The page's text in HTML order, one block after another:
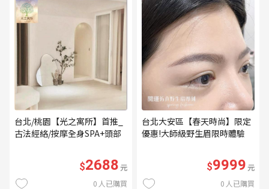
台北/桃園【光之寓所】首推_
古法經絡/按摩全身SPA+頭部
$2688元
0 人已購買
台北大安區【春天時尚】限定
優惠!大師級野生眉限時體驗
優惠券（無補色） (MO)
$9999元
0 人已購買